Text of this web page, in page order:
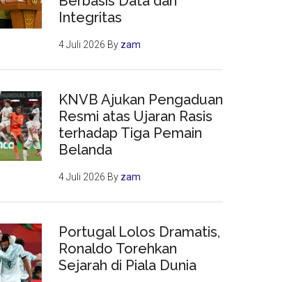
Integritas
4 Juli 2026 By zam
KNVB Ajukan Pengaduan
Resmi atas Ujaran Rasis
terhadap Tiga Pemain
Belanda
4 Juli 2026 By zam
Portugal Lolos Dramatis,
Ronaldo Torehkan
Sejarah di Piala Dunia